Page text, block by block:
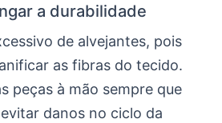
a durabilidade
de alvejantes, pois
as fibras do tecido.
peças à mão sempre que
danos no ciclo da